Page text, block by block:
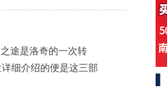
途是洛奇的一次转
细介绍的便是这三部